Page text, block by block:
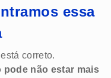
essa
correto.
pode não estar mais